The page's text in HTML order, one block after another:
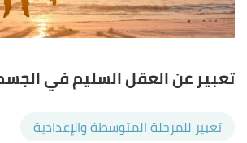
تعبير عن العقل السليم في
تعبير للمرحلة المتوسطة والإعدادية